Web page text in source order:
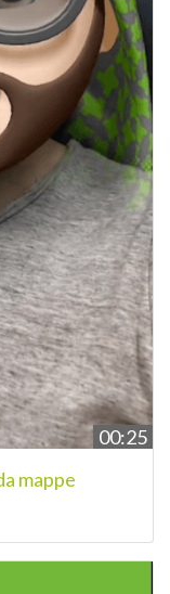
00:25
mappe